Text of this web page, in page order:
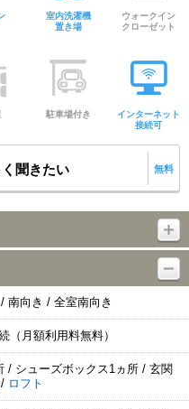
室内洗濯機
置き場
ウォークイン
クローゼット
駐車場付き
インターネット
接続可
聞きたい 無料
南向き / 全室南向き
（月額利用料無料）
/ シューズボックス1ヵ所 / 玄関
ロフト